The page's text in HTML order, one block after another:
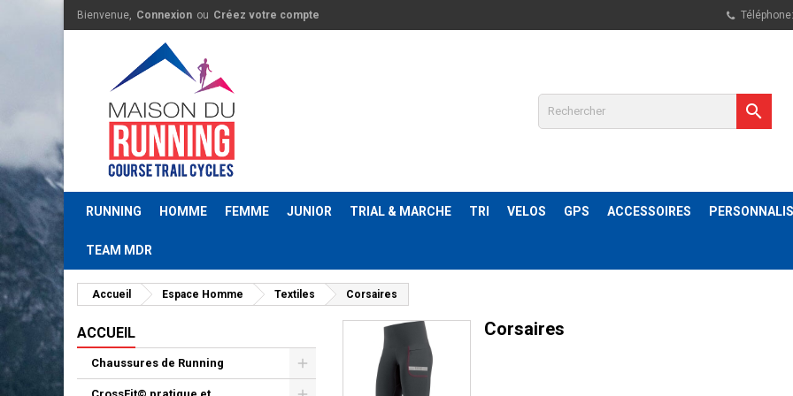
Téléphone:
Bienvenue, Connexion ou Créez votre compte

RUNNING HOMME FEMME JUNIOR TRIAL & MARCHE TRI VELOS GPS ACCESSOIRES
TEAM MDR
Accueil Espace Homme Textiles Corsaires
ACCUEIL
Chaussures de Running
Corsaires